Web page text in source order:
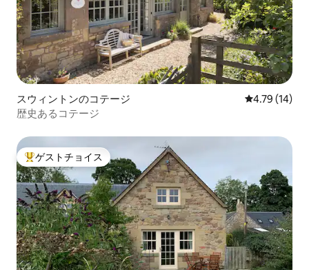
スウィントンのコテージ レビュー14
4.79 (14)
歴史あるコテージ
大好評のゲストチョイスです。
ゲストチョイス